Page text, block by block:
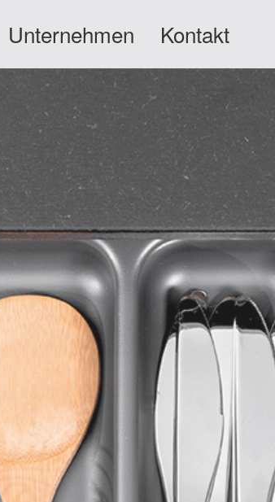
Unternehmen Kontakt